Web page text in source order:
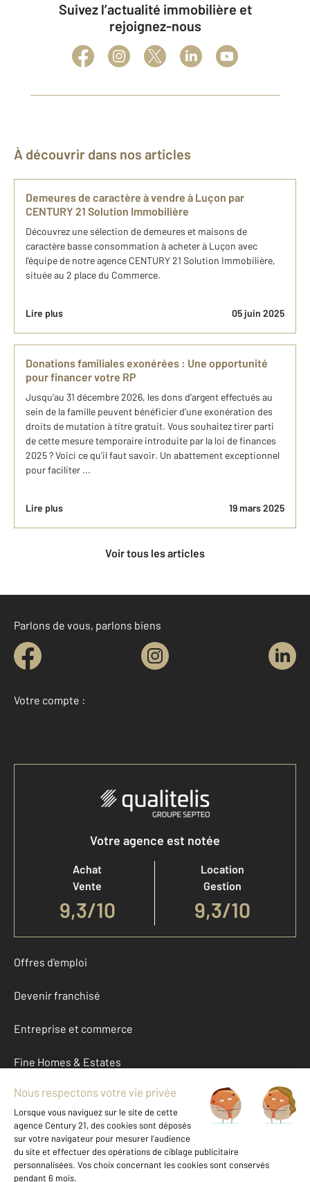
Suivez l’actualité immobilière et
rejoignez-nous
À découvrir dans nos articles
Demeures de caractère à vendre à Luçon par
CENTURY 21 Solution Immobilière
Découvrez une sélection de demeures et maisons de
caractère basse consommation à acheter à Luçon avec
l'équipe de notre agence CENTURY 21 Solution Immobilière,
située au 2 place du Commerce.
Lire plus 05 juin 2025
Donations familiales exonérées : Une opportunité
pour financer votre RP
Jusqu’au 31 décembre 2026, les dons d’argent effectués au
sein de la famille peuvent bénéficier d’une exonération des
droits de mutation à titre gratuit. Vous souhaitez tirer parti
de cette mesure temporaire introduite par la loi de finances
2025 ? Voici ce qu’il faut savoir. Un abattement exceptionnel
pour faciliter ...
Lire plus 19 mars 2025
Voir tous les articles
Parlons de vous, parlons biens
Votre compte :
Accéder à mon compte
Votre agence est notée
Achat
Vente
9,3/10
Location
Gestion
9,3/10
Offres d'emploi
Devenir franchisé
Entreprise et commerce
Fine Homes & Estates
À propos
International
Nous contacter